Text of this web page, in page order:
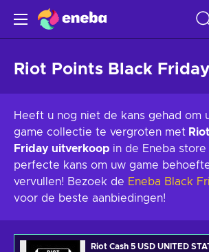
Riot Points Black Friday
Heeft u nog niet de kans gehad om
game collectie te vergroten met
Friday uitverkoop in de Eneba
perfecte kans om uw game
vervullen! Bezoek de Eneba Black
voor de beste aanbiedingen!
Riot Cash 5 USD UNITED